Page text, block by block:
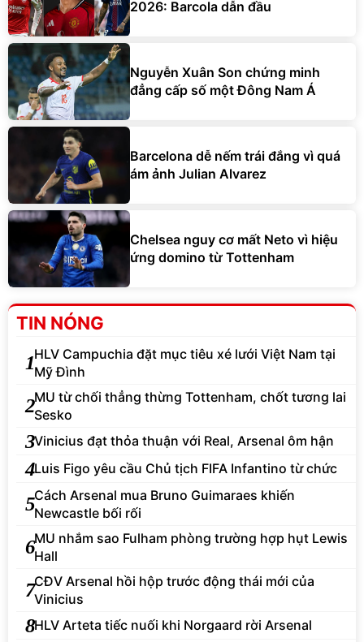
2026: Barcola dẫn đầu
Nguyễn Xuân Son chứng minh
đẳng cấp số một Đông Nam Á
Barcelona dễ nếm trái đắng vì quá
ám ảnh Julian Alvarez
Chelsea nguy cơ mất Neto vì hiệu
ứng domino từ Tottenham
TIN NÓNG
1HLV Campuchia đặt mục tiêu xé lưới Việt Nam tại
Mỹ Đình
2MU từ chối thẳng thừng Tottenham, chốt tương lai
Sesko
3Vinicius đạt thỏa thuận với Real, Arsenal ôm hận
4Luis Figo yêu cầu Chủ tịch FIFA Infantino từ chức
5Cách Arsenal mua Bruno Guimaraes khiến
Newcastle bối rối
6MU nhắm sao Fulham phòng trường hợp hụt Lewis
Hall
7CĐV Arsenal hồi hộp trước động thái mới của
Vinicius
8HLV Arteta tiếc nuối khi Norgaard rời Arsenal